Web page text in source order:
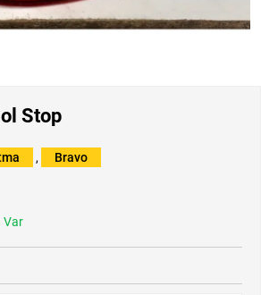
Stop
, Bravo
Var